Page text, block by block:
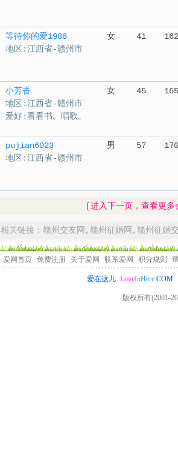
等待你的爱1986 女 41
162
地区:江西省-赣州市
小芳香 女 45
165
地区:江西省-赣州市
爱好:看看书。唱歌。
pujian6023 男 57
170
地区:江西省-赣州市
[进入下一页，查看更
关链接： 赣州交友网 , 赣州征婚网 , 赣州征婚
爱网首页 免费注册 关于爱网 联系爱网 积分规则
爱在这儿 LoveInHere.COM
版权所有(2001-